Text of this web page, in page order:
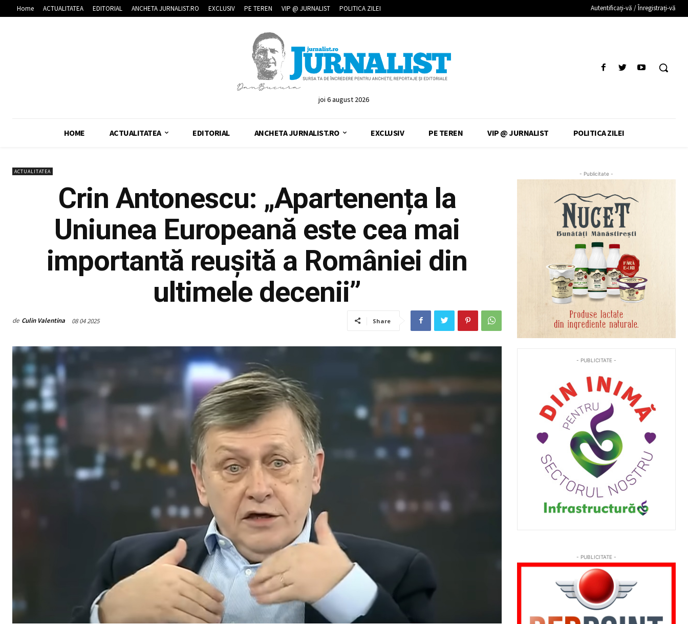
Home ACTUALITATEA EDITORIAL ANCHETA JURNALIST.RO EXCLUSIV PE TEREN VIP @ JURNALIST POLITICA ZILEI Autentificați-vă / Înregistrați-vă
joi 6 august 2026
HOME ACTUALITATEA EDITORIAL ANCHETA JURNALIST.RO EXCLUSIV PE TEREN VIP @ JURNALIST POLITICA ZILEI
ACTUALITATEA
Crin Antonescu: „Apartenența la
Uniunea Europeană este cea mai
importantă reușită a României din
ultimele decenii”
de Culin Valentina 08 04 2025 Share
- Publicitate -
- PUBLICITATE -
- PUBLICITATE -